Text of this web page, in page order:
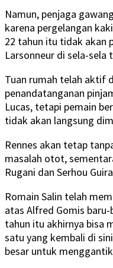
Namun, penjaga
karena pergelangan
22 tahun itu tidak akan
Larsonneur di sela-sela
Tuan rumah telah aktif
penandatanganan
Lucas, tetapi pemain
tidak akan langsung
Rennes akan tetap
masalah otot,
Rugani dan Serhou
Romain Salin telah
atas Alfred Gomis
tahun itu akhirnya bisa
satu yang kembali di
besar untuk